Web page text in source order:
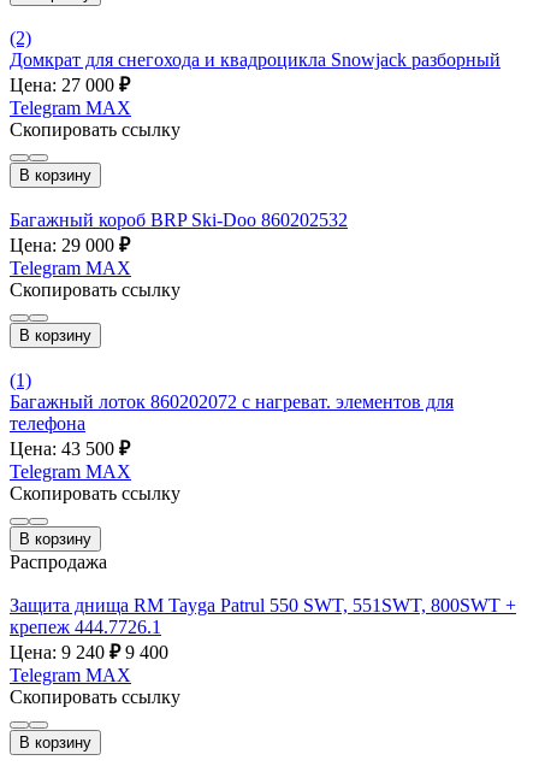
(2)
Домкрат для снегохода и квадроцикла Snowjack разборный
Цена: 27 000 ₽
Telegram MAX
Скопировать ссылку
В корзину
Багажный короб BRP Ski-Doo 860202532
Цена: 29 000 ₽
Telegram MAX
Скопировать ссылку
В корзину
(1)
Багажный лоток 860202072 с нагреват. элементов для
телефона
Цена: 43 500 ₽
Telegram MAX
Скопировать ссылку
В корзину
Распродажа
Защита днища RM Tayga Patrul 550 SWT, 551SWT, 800SWT +
крепеж 444.7726.1
Цена: 9 240 ₽ 9 400
Telegram MAX
Скопировать ссылку
В корзину